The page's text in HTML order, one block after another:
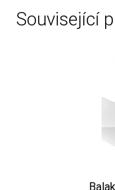
Související